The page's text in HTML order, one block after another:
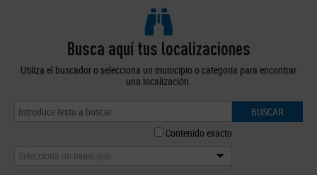
Busca aquí tus localizaciones
Utiliza el buscador o selecciona un municipio o categoría para encontrar
una localización.
BUSCAR
Contenido exacto
Selecciona un municipio